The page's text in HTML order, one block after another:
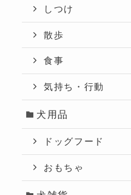
しつけ
散歩
食事
気持ち・行動
犬用品
ドッグフード
おもちゃ